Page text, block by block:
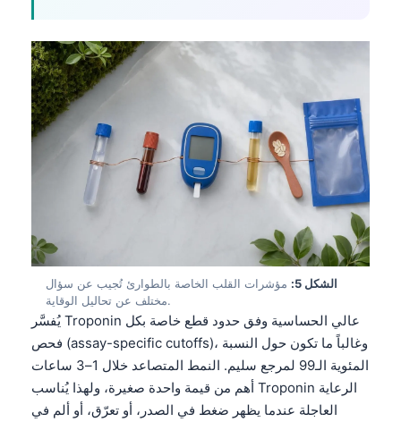
الشكل 5:
مؤشرات القلب الخاصة بالطوارئ تُجيب عن سؤال
مختلف عن تحاليل الوقاية.
يُفسَّر Troponin عالي الحساسية وفق حدود قطع خاصة بكل
فحص (assay-specific cutoffs)، وغالباً ما تكون حول النسبة
المئوية الـ99 لمرجع سليم. النمط المتصاعد خلال 1–3 ساعات
أهم من قيمة واحدة صغيرة، ولهذا يُناسب Troponin الرعاية
العاجلة عندما يظهر ضغط في الصدر، أو تعرّق، أو ألم في